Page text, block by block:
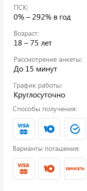
ПСК:
0% – 292% в год
Возраст:
18 – 75 лет
Рассмотрение анкеты:
До 15 минут
График работы:
Круглосуточно
Способы получения:
Варианты погашения: